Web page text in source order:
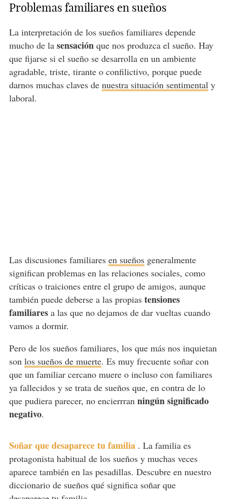
Problemas familiares en sueños
La interpretación de los sueños familiares depende
mucho de la sensaciónque nos produzca el sueño. Hay
que fijarse si el sueño se desarrolla en un ambiente
agradable, triste, tirante o confilictivo, porque puede
darnos muchas claves de nuestra situación sentimentaly
laboral.
Las discusiones familiares en sueñosgeneralmente
significan problemas en las relaciones sociales, como
críticas o traiciones entre el grupo de amigos, aunque
también puede deberse a las propiastensiones
familiaresa las que no dejamos de dar vueltas cuando
vamos a dormir.
Pero de los sueños familiares, los que más nos inquietan
son los sueños de muerte. Es muy frecuente soñar con
que un familiar cercano muere o incluso con familiares
ya fallecidos y se trata de sueños que, en contra de lo
que pudiera parecer, no encierrran ningún significado
negativo.
Soñar que desaparece tu familia . La familia es
protagonista habitual de los sueños y muchas veces
aparece también en las pesadillas. Descubre en nuestro
diccionario de sueños qué significa soñar que